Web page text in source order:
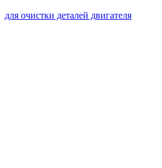
для очистки деталей двигателя